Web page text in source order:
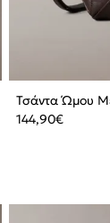
Τσάντα Ώμου
144,90€